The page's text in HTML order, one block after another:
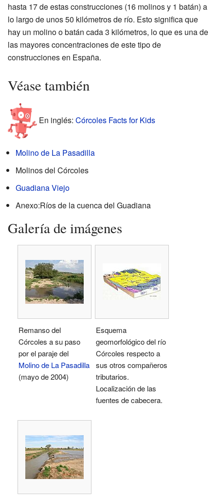
hasta 17 de estas construcciones (16 molinos y 1 batán) a
lo largo de unos 50 kilómetros de río. Esto significa que
hay un molino o batán cada 3 kilómetros, lo que es una de
las mayores concentraciones de este tipo de
construcciones en España.
Véase también
En inglés: Córcoles Facts for Kids
Molino de La Pasadilla
Molinos del Córcoles
Guadiana Viejo
Anexo:Ríos de la cuenca del Guadiana
Galería de imágenes
Remanso del
Córcoles a su paso
por el paraje del
Molino de La Pasadilla
(mayo de 2004)
Esquema
geomorfológico del río
Córcoles respecto a
sus otros compañeros
tributarios.
Localización de las
fuentes de cabecera.